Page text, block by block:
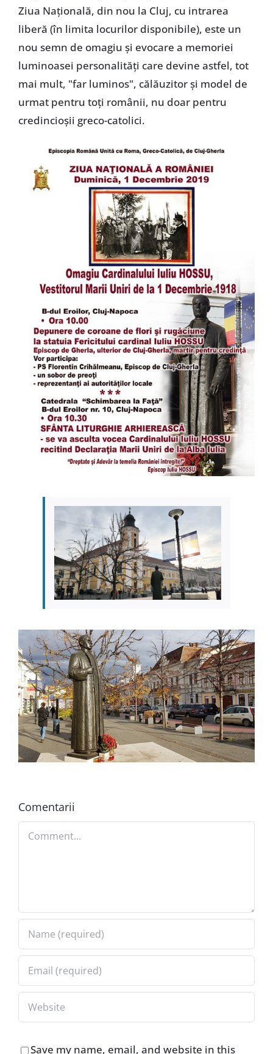
Ziua Națională, din nou la Cluj, cu intrarea
liberă (în limita locurilor disponibile), este un
nou semn de omagiu și evocare a memoriei
luminoasei personalități care devine astfel, tot
mai mult, "far luminos", călăuzitor și model de
urmat pentru toți românii, nu doar pentru
credincioșii greco-catolici.
Comentarii
Comment
Save my name, email, and website in this